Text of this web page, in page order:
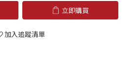
立即購買
加入追蹤清單